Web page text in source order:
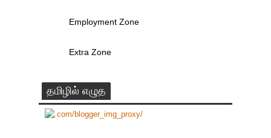
Employment Zone
Extra Zone
தமிழில் எழுத